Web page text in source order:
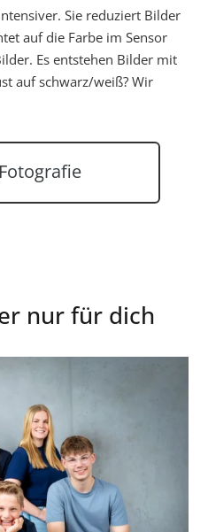
Sie reduziert Bilder
auf die Farbe im Sensor
Es entstehen Bilder mit
auf schwarz/weiß? Wir
nur für dich